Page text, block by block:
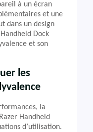
à un écran
et une
dans un design
Dock
et son
les
la
Handheld
d’utilisation.